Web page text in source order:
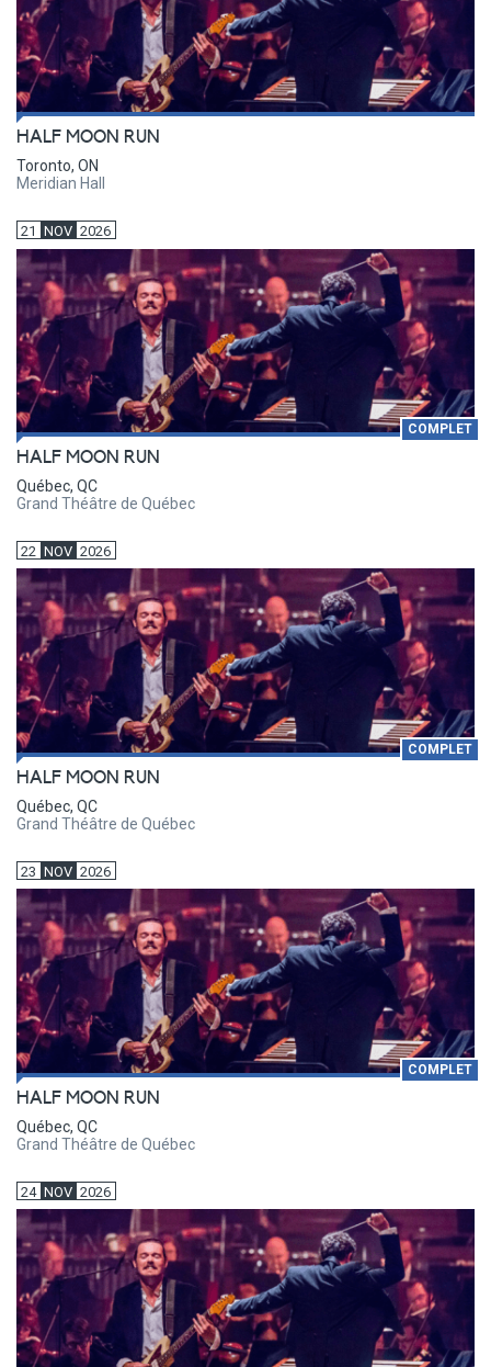
HALF MOON RUN
Toronto, ON
Meridian Hall
21 NOV 2026
COMPLET
HALF MOON RUN
Québec, QC
Grand Théâtre de Québec
22 NOV 2026
COMPLET
HALF MOON RUN
Québec, QC
Grand Théâtre de Québec
23 NOV 2026
COMPLET
HALF MOON RUN
Québec, QC
Grand Théâtre de Québec
24 NOV 2026